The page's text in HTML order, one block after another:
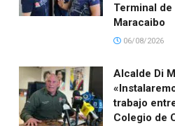
Terminal
Maracaibo
06/08/2026
Alcalde Di
trabajo
Colegio de